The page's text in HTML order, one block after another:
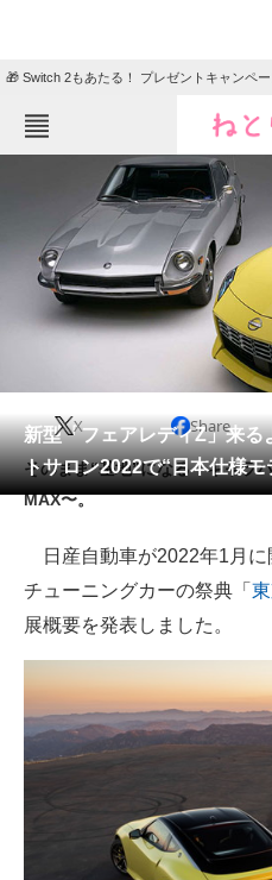
🎁 Switch 2もあたる！ プレゼントキャンペー
ねとらぼメニュー
エンタメ
グルメ
住まい
会員記事
メディア
ITの今と未来を見通す
スマホと通信の最新トレンド
進化するPCとデバイスの未来
好きが集まる 比べて選べる
AI活用のいまが分かる
新型「フェアレディZ」来
トサロン2022で“日本仕様モ
X Share
そのまま“基地”になる「キャラ
MAX〜。
日産自動車が2022年1月に
チューニングカーの祭典「
展概要を発表しました。